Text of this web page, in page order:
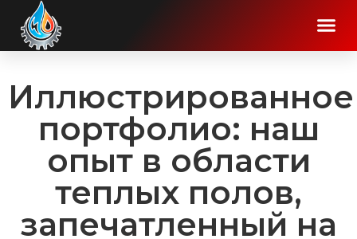
Иллюстрированное
портфолио: наш
опыт в области
теплых полов,
запечатленный на